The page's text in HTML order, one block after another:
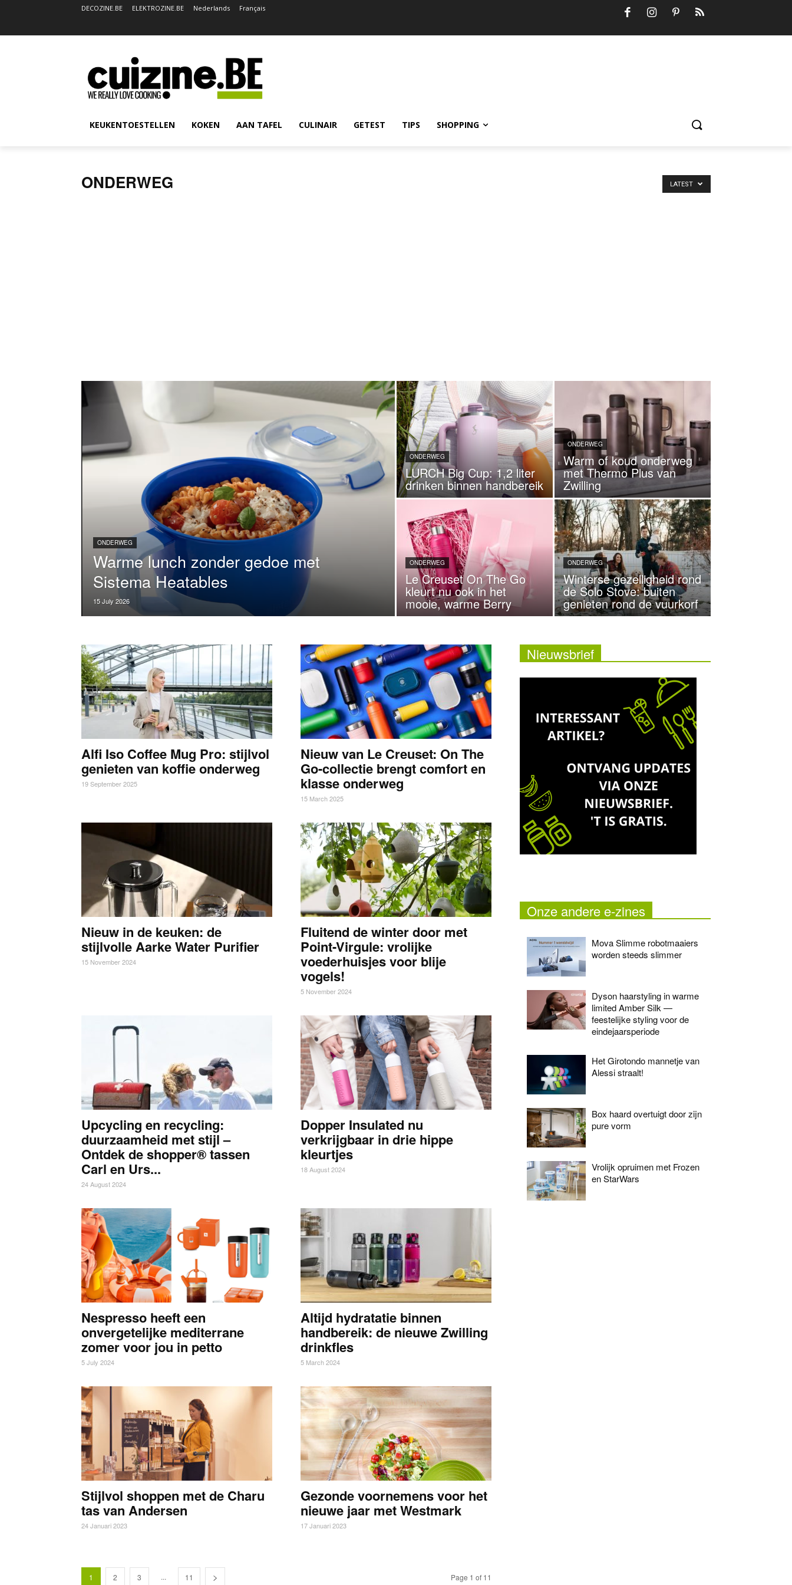
DECOZINE.BE ELEKTROZINE.BE Nederlands Français
KEUKENTOESTELLEN KOKEN AAN TAFEL CULINAIR GETEST TIPS SHOPPING
ONDERWEG LATEST
ONDERWEG
Warme lunch zonder gedoe met
Sistema Heatables
15 July 2026
ONDERWEG
LURCH Big Cup: 1,2 liter
drinken binnen handbereik
ONDERWEG
Warm of koud onderweg
met Thermo Plus van
Zwilling
ONDERWEG
Le Creuset On The Go
kleurt nu ook in het
mooie, warme Berry
ONDERWEG
Winterse gezelligheid rond
de Solo Stove: buiten
genieten rond de vuurkorf
Alfi Iso Coffee Mug Pro: stijlvol
genieten van koffie onderweg
19 September 2025
Nieuw van Le Creuset: On The
Go-collectie brengt comfort en
klasse onderweg
15 March 2025
Nieuw in de keuken: de
stijlvolle Aarke Water Purifier
15 November 2024
Fluitend de winter door met
Point-Virgule: vrolijke
voederhuisjes voor blije
vogels!
5 November 2024
Upcycling en recycling:
duurzaamheid met stijl –
Ontdek de shopper® tassen
Carl en Urs...
24 August 2024
Dopper Insulated nu
verkrijgbaar in drie hippe
kleurtjes
18 August 2024
Nespresso heeft een
onvergetelijke mediterrane
zomer voor jou in petto
5 July 2024
Altijd hydratatie binnen
handbereik: de nieuwe Zwilling
drinkfles
5 March 2024
Stijlvol shoppen met de Charu
tas van Andersen
24 Januari 2023
Gezonde voornemens voor het
nieuwe jaar met Westmark
17 Januari 2023
1 2 3 ... 11 Page 1 of 11
Nieuwsbrief
Onze andere e-zines
Mova Slimme robotmaaiers
worden steeds slimmer
Dyson haarstyling in warme
limited Amber Silk —
feestelijke styling voor de
eindejaarsperiode
Het Girotondo mannetje van
Alessi straalt!
Box haard overtuigt door zijn
pure vorm
Vrolijk opruimen met Frozen
en StarWars